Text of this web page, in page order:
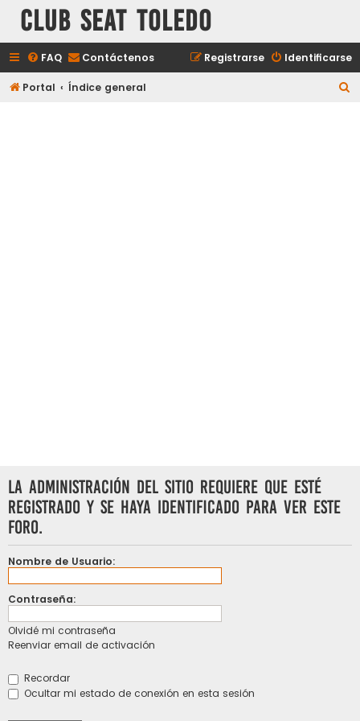
Club Seat Toledo
FAQ Contáctenos Identificarse
Registrarse
Portal Índice general
La Administración del Sitio requiere que esté
registrado y se haya identificado para ver este
foro.
Nombre de Usuario:
Contraseña:
Olvidé mi contraseña
Reenviar email de activación
Recordar
Ocultar mi estado de conexión en esta sesión